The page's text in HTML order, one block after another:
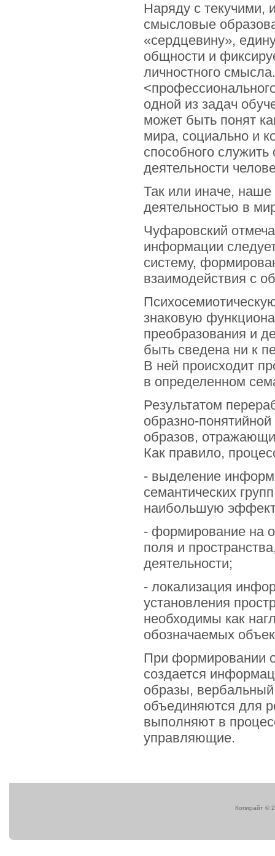
Наряду с текучими,
смысловые
«сердцевину»,
общности и
личностного
одной из задач
может быть понят
мира, социально и
способного
деятельности
Так или иначе,
деятельностью в
Чуфаровский
информации
систему,
взаимодействия с
знаковую
преобразования и
быть сведена ни к
В ней происходит
в определенном
Результатом
образно-
образов,
Как правило,
- выделение
семантических
наибольшую
- формирование на
поля и
деятельности;
- локализация
установления
необходимы как
обозначаемых
При формировании
создается
образы,
объединяются для
выполняют в
управляющие.
Копирайт ©